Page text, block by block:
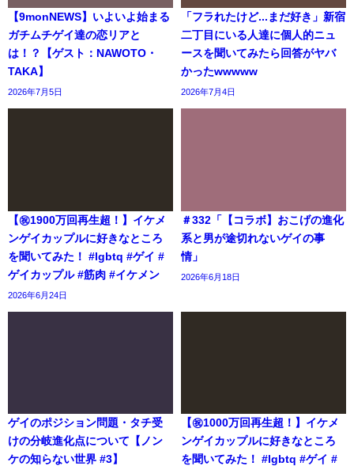
【9monNEWS】いよいよ始まる
ガチムチゲイ達の恋リアと
は！？【ゲスト：NAWOTO・
TAKA】
2026年7月5日
「フラれたけど...まだ好き」新宿
二丁目にいる人達に個人的ニュ
ースを聞いてみたら回答がヤバ
かったwwwww
2026年7月4日
【㊗️1900万回再生超！】イケメ
ンゲイカップルに好きなところ
を聞いてみた！ #lgbtq #ゲイ #
ゲイカップル #筋肉 #イケメン
2026年6月24日
＃332「【コラボ】おこげの進化
系と男が途切れないゲイの事
情」
2026年6月18日
ゲイのポジション問題・タチ受
けの分岐進化点について【ノン
ケの知らない世界 #3】
【㊗️1000万回再生超！】イケメ
ンゲイカップルに好きなところ
を聞いてみた！ #lgbtq #ゲイ #